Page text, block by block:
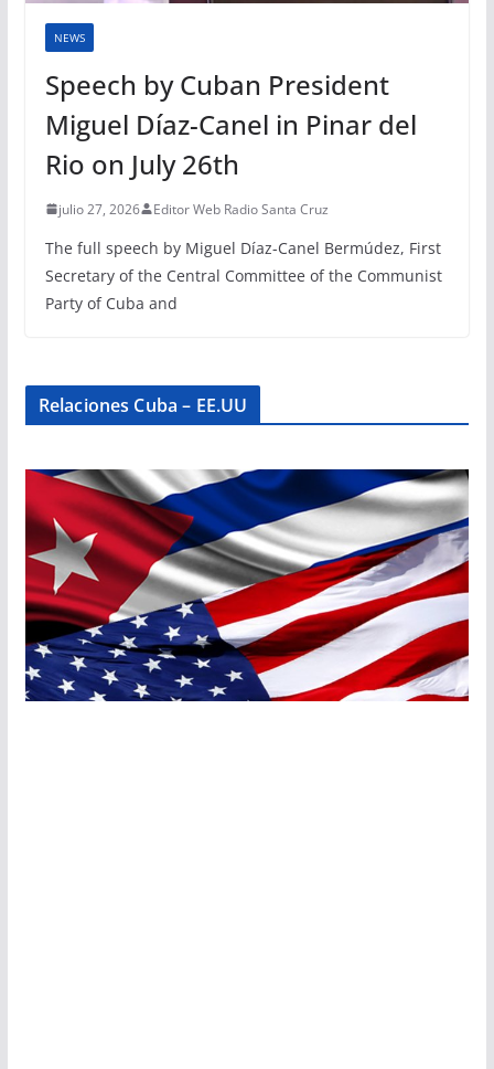
NEWS
Speech by Cuban President
Miguel Díaz-Canel in Pinar del
Rio on July 26th
julio 27, 2026 Editor Web Radio Santa Cruz
The full speech by Miguel Díaz-Canel Bermúdez, First
Secretary of the Central Committee of the Communist
Party of Cuba and
Relaciones Cuba – EE.UU